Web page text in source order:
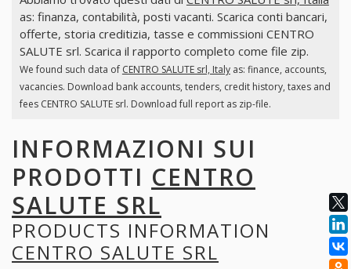
as: finanza, contabilità, posti vacanti. Scarica conti bancari,
offerte, storia creditizia, tasse e commissioni CENTRO
SALUTE srl. Scarica il rapporto completo come file zip.
We found such data of CENTRO SALUTE srl, Italyas: finance, accounts,
vacancies. Download bank accounts, tenders, credit history, taxes and
fees CENTRO SALUTE srl. Download full report as zip-file.
INFORMAZIONI SUI
PRODOTTI CENTRO
SALUTE SRL
PRODUCTS INFORMATION
CENTRO SALUTE SRL